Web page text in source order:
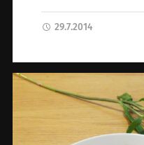
29.7.2014